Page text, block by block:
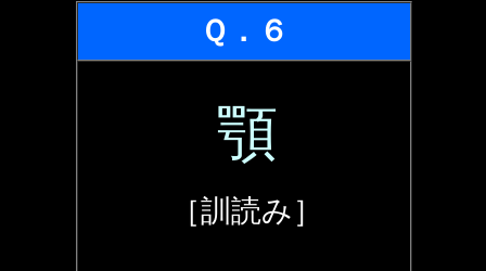
Ｑ．６
顎
［訓読み］